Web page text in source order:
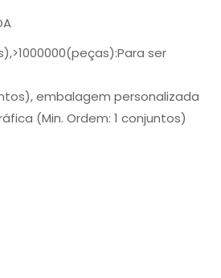
ser
embalagem personalizada
(Min. Ordem: 1 conjuntos)